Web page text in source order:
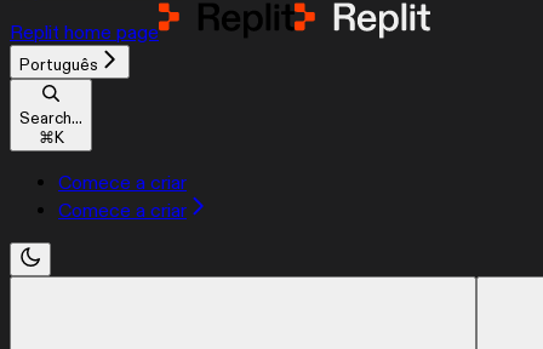
Replit home page
Português
Search...
⌘K
Comece a criar
Comece a criar